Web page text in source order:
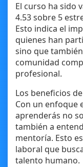
El curso ha sido
4.53 sobre 5
Esto indica el
quienes han
sino que
comunidad
profesional.
Los beneficios
Con un enfoque
aprenderás no
también a
mentoría. Esto
laboral que
talento humano.